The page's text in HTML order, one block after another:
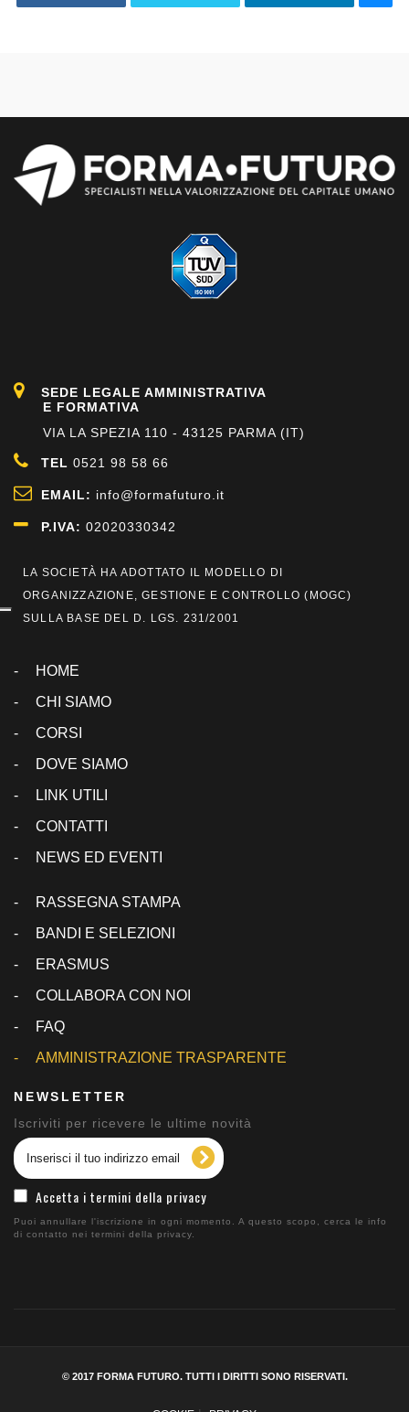
SEDE LEGALE AMMINISTRATIVA
E FORMATIVA
VIA LA SPEZIA 110 - 43125 PARMA (IT)
TEL 0521 98 58 66
EMAIL: info@formafuturo.it
P.IVA: 02020330342
LA SOCIETÀ HA ADOTTATO IL MODELLO DI
ORGANIZZAZIONE, GESTIONE E CONTROLLO ( MOGC)
SULLA BASE DEL D. LGS. 231/2001
HOME
CHI SIAMO
CORSI
DOVE SIAMO
LINK UTILI
CONTATTI
NEWS ED EVENTI
RASSEGNA STAMPA
BANDI E SELEZIONI
ERASMUS
COLLABORA CON NOI
FAQ
AMMINISTRAZIONE TRASPARENTE
NEWSLETTER
Iscriviti per ricevere le ultime novità
Accetta i termini della privacy
Puoi annullare l'iscrizione in ogni momento. A questo scopo, cerca le info
di contatto nei termini della privacy.
© 2017 FORMA FUTURO. TUTTI I DIRITTI SONO RISERVATI.